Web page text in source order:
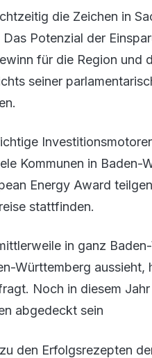
die Zeichen in
Potenzial der
für die Region und
seiner
Kommunen in
Energy Award
stattfinden.
in ganz
Württemberg
Noch in diesem
abgedeckt sein
den Erfolgsrezepten